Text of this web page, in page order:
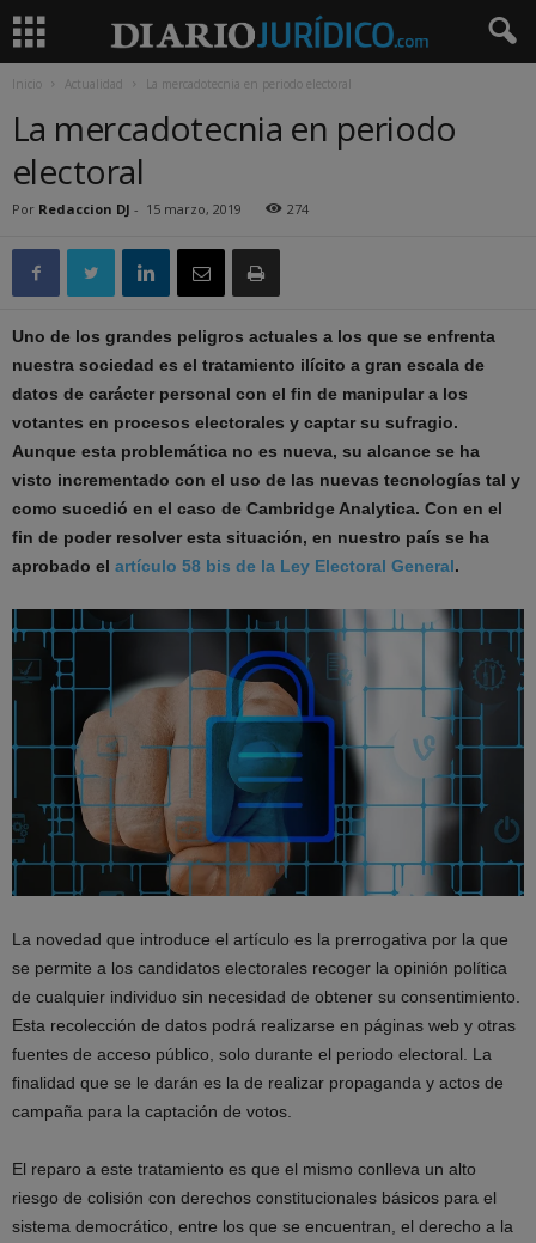
Inicio Actualidad La mercadotecnia en periodo electoral
La mercadotecnia en periodo
electoral
Por Redaccion DJ - 15 marzo, 2019 274
Uno de los grandes peligros actuales a los que se enfrenta
nuestra sociedad es el tratamiento ilícito a gran escala de
datos de carácter personal con el fin de manipular a los
votantes en procesos electorales y captar su sufragio.
Aunque esta problemática no es nueva, su alcance se ha
visto incrementado con el uso de las nuevas tecnologías tal y
como sucedió en el caso de Cambridge Analytica. Con en el
fin de poder resolver esta situación, en nuestro país se ha
aprobado el artículo 58 bis de la Ley Electoral General.
La novedad que introduce el artículo es la prerrogativa por la que
se permite a los candidatos electorales recoger la opinión política
de cualquier individuo sin necesidad de obtener su consentimiento.
Esta recolección de datos podrá realizarse en páginas web y otras
fuentes de acceso público, solo durante el periodo electoral. La
finalidad que se le darán es la de realizar propaganda y actos de
campaña para la captación de votos.
El reparo a este tratamiento es que el mismo conlleva un alto
riesgo de colisión con derechos constitucionales básicos para el
sistema democrático, entre los que se encuentran, el derecho a la